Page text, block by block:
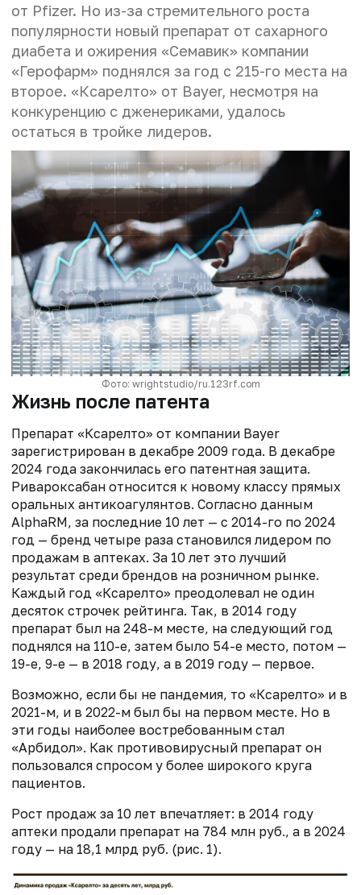
от Pfizer. Но из-за стремительного роста
популярности новый препарат от сахарного
диабета и ожирения «Семавик» компании
«Герофарм» поднялся за год с 215-го места на
второе. «Ксарелто» от Bayer, несмотря на
конкуренцию с дженериками, удалось
остаться в тройке лидеров.
Фото: wrightstudio/ru.123rf.com
Жизнь после патента
Препарат «Ксарелто» от компании Bayer
зарегистрирован в декабре 2009 года. В декабре
2024 года закончилась его патентная защита.
Ривароксабан относится к новому классу прямых
оральных антикоагулянтов. Согласно данным
AlphaRM, за последние 10 лет — с 2014-го по 2024
год — бренд четыре раза становился лидером по
продажам в аптеках. За 10 лет это лучший
результат среди брендов на розничном рынке.
Каждый год «Ксарелто» преодолевал не один
десяток строчек рейтинга. Так, в 2014 году
препарат был на 248-м месте, на следующий год
поднялся на 110-е, затем было 54-е место, потом —
19-е, 9-е — в 2018 году, а в 2019 году — первое.
Возможно, если бы не пандемия, то «Ксарелто» и в
2021-м, и в 2022-м был бы на первом месте. Но в
эти годы наиболее востребованным стал
«Арбидол». Как противовирусный препарат он
пользовался спросом у более широкого круга
пациентов.
Рост продаж за 10 лет впечатляет: в 2014 году
аптеки продали препарат на 784 млн руб., а в 2024
году — на 18,1 млрд руб. (рис. 1).